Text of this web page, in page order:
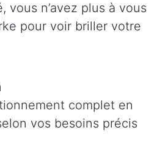
vous n’avez plus à vous
pour voir briller votre
complet en
vos besoins précis